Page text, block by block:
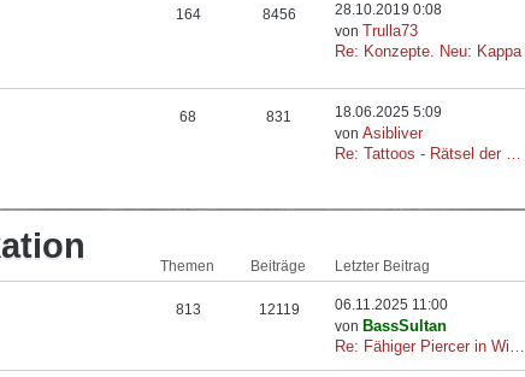
164 8456
28.10.2019 0:08
von Trulla73
Re: Konzepte. Neu: Kappa
68 831
18.06.2025 5:09
vonAsibliver
Re: Tattoos - Rätsel der …
Themen Beiträge Letzter Beitrag
813 12119
06.11.2025 11:00
von BassSultan
Re: Fähiger Piercer in Wi…